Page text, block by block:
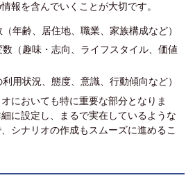
報を含んでいくことが大切です。
年齢、居住地、職業、家族構成など）
（趣味・志向、ライフスタイル、価値
用状況、態度、意識、行動傾向など）
においても特に重要な部分となりま
に設定し、まるで実在しているような
シナリオの作成もスムーズに進めるこ